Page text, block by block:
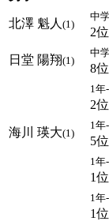
北澤 魁人 (1)
中
2
日堂 陽翔(1)
中
8
海川 瑛大(1)
1年-
2
1年-
5
1年-
1
1年-
1